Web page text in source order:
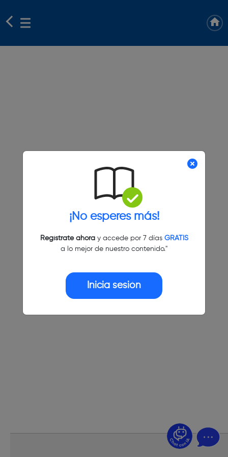
¡No esperes más!
Regístrate ahoray accede por 7 días GRATIS
a lo mejor de nuestro contenido."
Inicia sesión